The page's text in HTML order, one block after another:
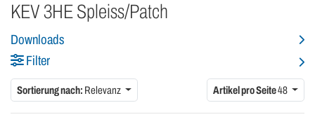
KEV 3HE Spleiss/Patch
Downloads
Filter
Sortierung nach: Relevanz Artikel pro Seite48